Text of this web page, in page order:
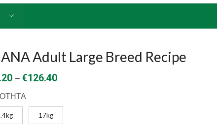
Adult Large Breed Recipe
– €126.40Price
€92.20
through
17kg